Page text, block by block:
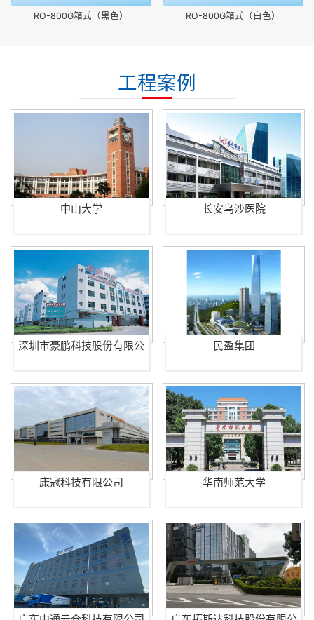
RO-800G箱式（黑色） RO-800G箱式（白色）
工程案例
中山大学 长安乌沙医院
深圳市豪鹏科技股份有限公
民盈集团
康冠科技有限公司 华南师范大学